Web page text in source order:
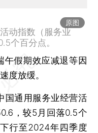
原图
动指数（服务业
个百分点。
午假期效应减退等因
度放缓。
通用服务业经营活
，较5月回落0.5个
行至2024年四季度